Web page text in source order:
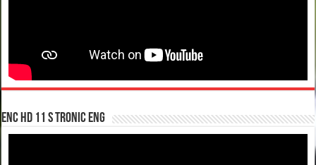
enc hd 11 S tronic ENG